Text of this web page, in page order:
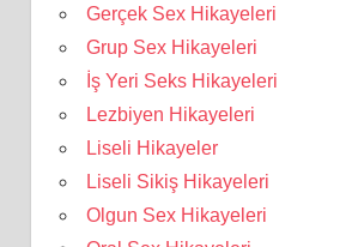
Gerçek Sex Hikayeleri
Grup Sex Hikayeleri
İş Yeri Seks Hikayeleri
Lezbiyen Hikayeleri
Liseli Hikayeler
Liseli Sikiş Hikayeleri
Olgun Sex Hikayeleri